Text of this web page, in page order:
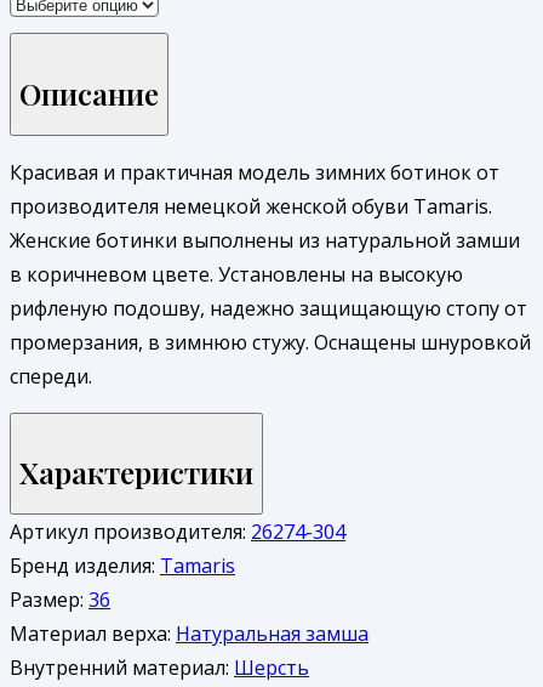
Описание
Красивая и практичная модель зимних ботинок от
производителя немецкой женской обуви Tamaris.
Женские ботинки выполнены из натуральной замши
в коричневом цвете. Установлены на высокую
рифленую подошву, надежно защищающую стопу от
промерзания, в зимнюю стужу. Оснащены шнуровкой
спереди.
Характеристики
Артикул производителя: 26274-304
Бренд изделия: Tamaris
Размер: 36
Материал верха: Натуральная замша
Внутренний материал: Шерсть